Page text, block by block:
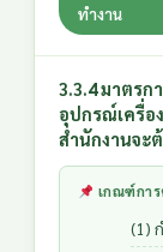
ทำงาน
3.3.4 มาตรก
อุปกรณ์เครื่อ
สำนักงานจะ
เกณฑ์กา
(1)